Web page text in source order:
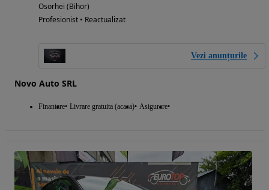
Osorhei (Bihor)
Profesionist • Reactualizat
Vezi anunțurile
Novo Auto SRL
Finantare Livrare gratuita (acasa) Asigurare